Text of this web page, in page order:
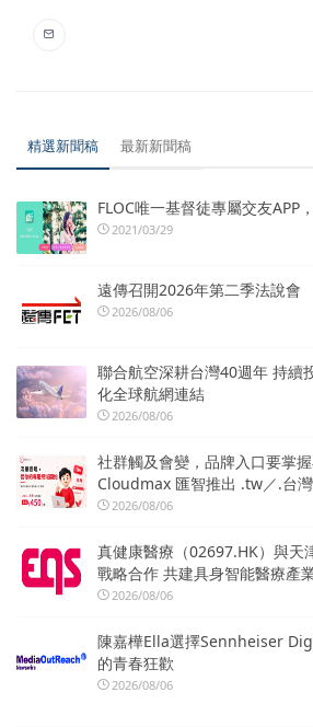
精選新聞稿 最新新聞稿
FLOC唯一基督徒專屬交友APP
2021/03/29
遠傳召開2026年第二季法說會
2026/08/06
聯合航空深耕台灣40週年 持續
化全球航網連結
2026/08/06
社群觸及會變，品牌入口要掌握
Cloudmax 匯智推出 .tw／.台
2026/08/06
真健康醫療（02697.HK）與天
戰略合作 共建具身智能醫療產
2026/08/06
陳嘉樺Ella選擇Sennheiser
的青春狂歡
2026/08/06